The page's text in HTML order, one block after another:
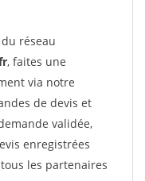
réseau
, faites une
via notre
de devis et
validée,
enregistrées
les partenaires